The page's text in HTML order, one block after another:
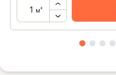
м²